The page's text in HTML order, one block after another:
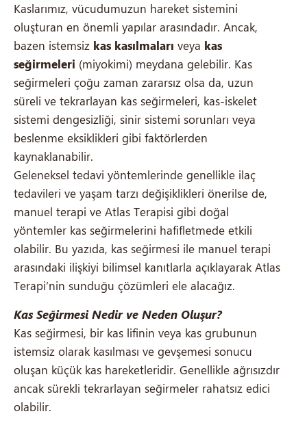
Kaslarımız, vücudumuzun hareket sistemini
oluşturan en önemli yapılar arasındadır. Ancak,
bazen istemsiz kas kasılmaları veya kas
seğirmeleri (miyokimi) meydana gelebilir. Kas
seğirmeleri çoğu zaman zararsız olsa da, uzun
süreli ve tekrarlayan kas seğirmeleri, kas-iskelet
sistemi dengesizliği, sinir sistemi sorunları veya
beslenme eksiklikleri gibi faktörlerden
kaynaklanabilir.
Geleneksel tedavi yöntemlerinde genellikle ilaç
tedavileri ve yaşam tarzı değişiklikleri önerilse de,
manuel terapi ve Atlas Terapisi gibi doğal
yöntemler kas seğirmelerini hafifletmede etkili
olabilir. Bu yazıda, kas seğirmesi ile manuel terapi
arasındaki ilişkiyi bilimsel kanıtlarla açıklayarak Atlas
Terapi’nin sunduğu çözümleri ele alacağız.
Kas Seğirmesi Nedir ve Neden Oluşur?
Kas seğirmesi, bir kas lifinin veya kas grubunun
istemsiz olarak kasılması ve gevşemesi sonucu
oluşan küçük kas hareketleridir. Genellikle ağrısızdır
ancak sürekli tekrarlayan seğirmeler rahatsız edici
olabilir.